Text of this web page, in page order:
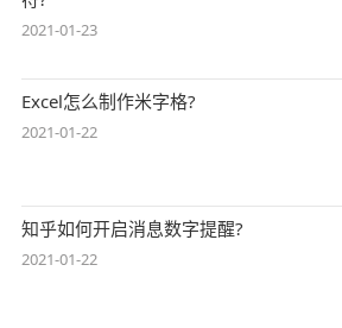
2021-01-23
Excel怎么制作米字格?
2021-01-22
知乎如何开启消息数字提醒?
2021-01-22